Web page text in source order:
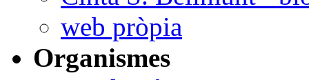
web pròpia
Organismes